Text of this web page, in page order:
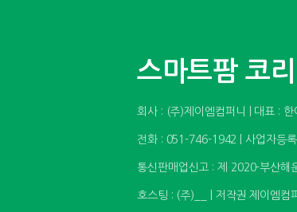
스마트팜 코
회사 : (주)제이엠컴퍼니 | 대표 :
전화 : 051-746-1942 | 사업자등
통신판매업신고 : 제 2020-부산해
호스팅 : (주)__ | 저작권 제이엠컴